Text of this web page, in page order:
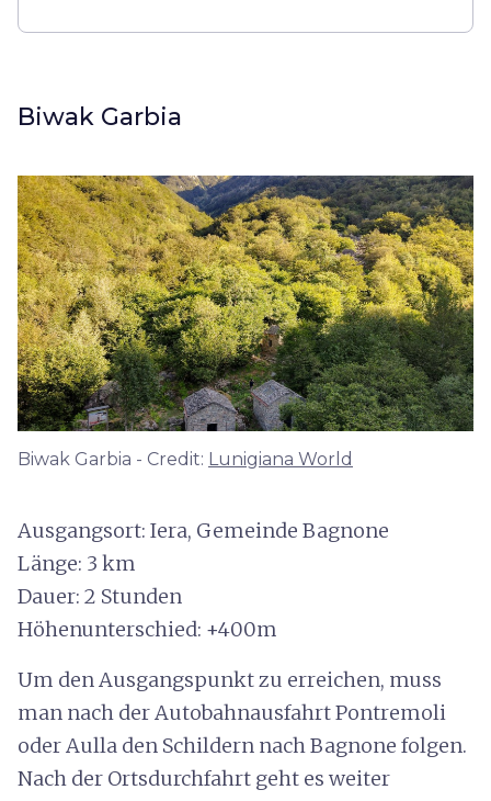
Biwak Garbia
Biwak Garbia - Credit: Lunigiana World
Ausgangsort: Iera, Gemeinde Bagnone
Länge: 3 km
Dauer: 2 Stunden
Höhenunterschied: +400m
Um den Ausgangspunkt zu erreichen, muss
man nach der Autobahnausfahrt Pontremoli
oder Aulla den Schildern nach Bagnone folgen.
Nach der Ortsdurchfahrt geht es weiter